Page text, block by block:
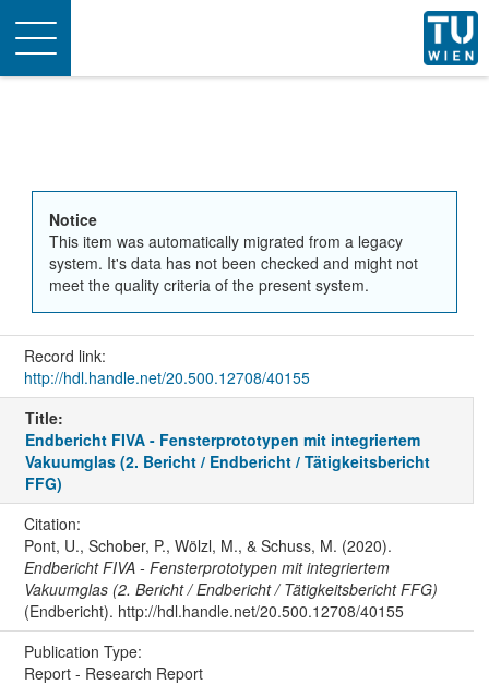
Toggle
navigation
Notice
This item was automatically migrated from a legacy
system. It's data has not been checked and might not
meet the quality criteria of the present system.
Record link:
http://hdl.handle.net/20.500.12708/40155
Title:
Endbericht FIVA - Fensterprototypen mit integriertem
Vakuumglas (2. Bericht / Endbericht / Tätigkeitsbericht
FFG)
Citation:
Pont, U., Schober, P., Wölzl, M., & Schuss, M. (2020).
Endbericht FIVA - Fensterprototypen mit integriertem
Vakuumglas (2. Bericht / Endbericht / Tätigkeitsbericht FFG)
(Endbericht). http://hdl.handle.net/20.500.12708/40155
Publication Type:
Report - Research Report